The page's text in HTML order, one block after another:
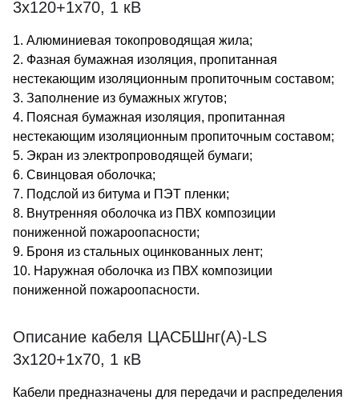
3х120+1х70, 1 кВ
1. Алюминиевая токопроводящая жила;
2. Фазная бумажная изоляция, пропитанная
нестекающим изоляционным пропиточным составом;
3. Заполнение из бумажных жгутов;
4. Поясная бумажная изоляция, пропитанная
нестекающим изоляционным пропиточным составом;
5. Экран из электропроводящей бумаги;
6. Свинцовая оболочка;
7. Подслой из битума и ПЭТ пленки;
8. Внутренняя оболочка из ПВХ композиции
пониженной пожароопасности;
9. Броня из стальных оцинкованных лент;
10. Наружная оболочка из ПВХ композиции
пониженной пожароопасности.
Описание кабеля ЦАСБШнг(А)-LS
3х120+1х70, 1 кВ
Кабели предназначены для передачи и распределения